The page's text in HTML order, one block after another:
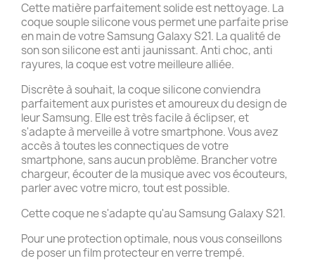
Cette matière parfaitement solide est nettoyage. La
coque souple silicone vous permet une parfaite prise
en main de votre Samsung Galaxy S21. La qualité de
son son silicone est anti jaunissant. Anti choc, anti
rayures, la coque est votre meilleure alliée.
Discrète à souhait, la coque silicone conviendra
parfaitement aux puristes et amoureux du design de
leur Samsung. Elle est très facile à éclipser, et
s'adapte à merveille à votre smartphone. Vous avez
accès à toutes les connectiques de votre
smartphone, sans aucun problème. Brancher votre
chargeur, écouter de la musique avec vos écouteurs,
parler avec votre micro, tout est possible.
Cette coque ne s'adapte qu'au Samsung Galaxy S21.
Pour une protection optimale, nous vous conseillons
de poser un film protecteur en verre trempé.